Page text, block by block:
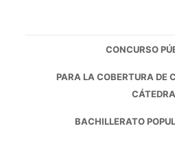
CONCURSO
PARA LA COBERTURA DE
CÁTEDRA
BACHILLERATO